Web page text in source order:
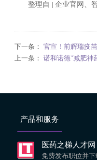
整理自 | 企业官网、
下一条： 官宣！前辉瑞疫
上一条： 诺和诺德"减肥神
产品和服务
医药之梯人才网
免费发布职位并下